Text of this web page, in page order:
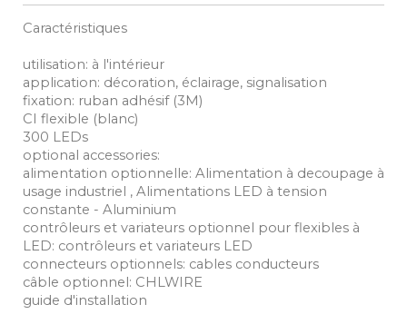
Caractéristiques
utilisation: à l'intérieur
application: décoration, éclairage, signalisation
fixation: ruban adhésif (3M)
CI flexible (blanc)
300 LEDs
optional accessories:
alimentation optionnelle: Alimentation à decoupage à
usage industriel , Alimentations LED à tension
constante - Aluminium
contrôleurs et variateurs optionnel pour flexibles à
LED: contrôleurs et variateurs LED
connecteurs optionnels: cables conducteurs
câble optionnel: CHLWIRE
guide d'installation